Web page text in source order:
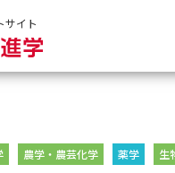
サイト
農学・農芸化学 薬学 生